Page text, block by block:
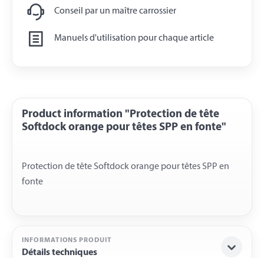
Conseil par un maître carrossier
Manuels d'utilisation pour chaque article
Product information "Protection de tête
Softdock orange pour têtes SPP en fonte"
Protection de tête Softdock orange pour têtes SPP en
INFORMATIONS PRODUIT
Détails techniques